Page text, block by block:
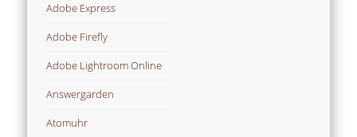
Adobe Express
Adobe Firefly
Adobe Lightroom Online
Answergarden
Atomuhr